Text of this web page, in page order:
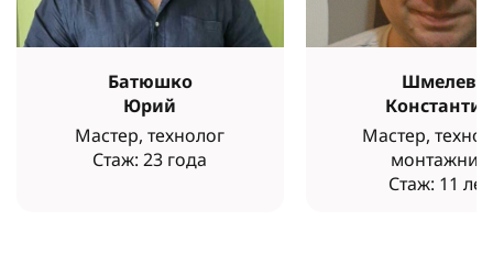
Батюшко
Юрий
Мастер, технолог
Стаж: 23 года
Шмелев
Константин
Мастер,
монтажник
Стаж: 11 лет